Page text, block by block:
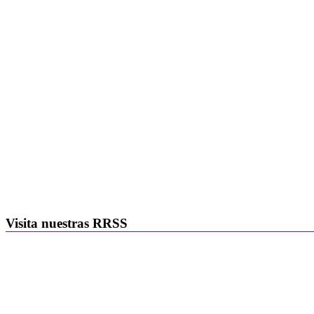
Visita nuestras RRSS